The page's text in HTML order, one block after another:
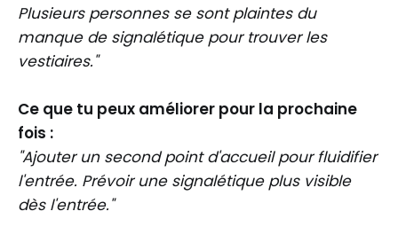
Plusieurs personnes se sont plaintes du
manque de signalétique pour trouver les
vestiaires."
Ce que tu peux améliorer pour la prochaine
fois :
"Ajouter un second point d'accueil pour fluidifier
l'entrée. Prévoir une signalétique plus visible
dès l'entrée."